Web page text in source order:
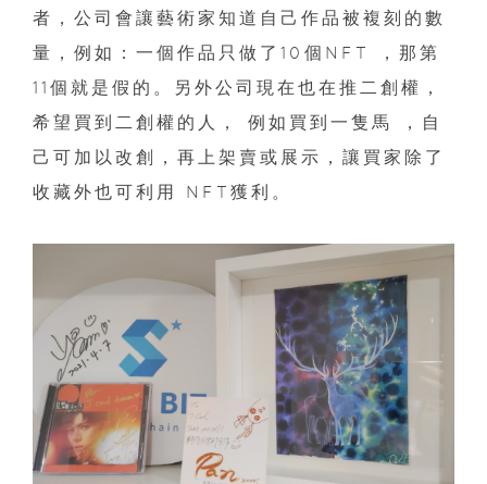
者，公司會讓藝術家知道自己作品被複刻的數
量，例如：一個作品只做了10個NFT ，那第
11個就是假的。另外公司現在也在推二創權，
希望買到二創權的人， 例如買到一隻馬 ，自
己可加以改創，再上架賣或展示，讓買家除了
收藏外也可利用 NFT獲利。